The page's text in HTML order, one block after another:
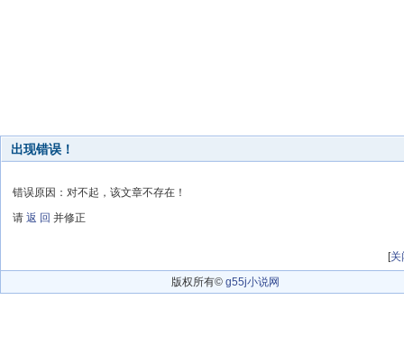
出现错误！
错误原因：对不起，该文章不存在！
请 返 回 并修正
[关
版权所有© g55j小说网